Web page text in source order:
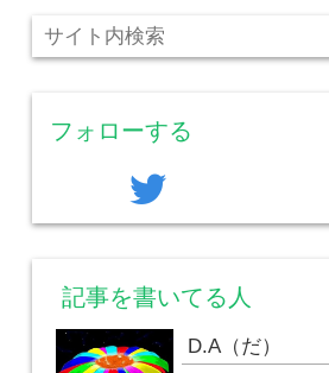
フォローする
twitter
記事を書いてる人
D.A（だ）